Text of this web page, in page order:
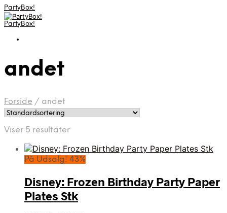
PartyBox!
PartyBox!
andet
Forside / andet
Viser 5 resultater
På Udsalg! 43%
Disney: Frozen Birthday Party Paper
Plates Stk